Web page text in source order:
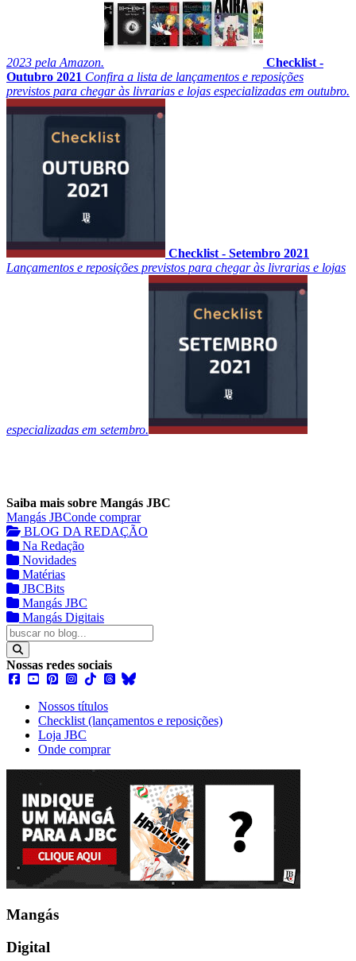
2023 pela Amazon.
Checklist -
Outubro 2021 Confira a lista de lançamentos e reposições
previstos para chegar às livrarias e lojas especializadas em outubro.
Checklist - Setembro 2021
Lançamentos e reposições previstos para chegar às livrarias e lojas
especializadas em setembro.
Saiba mais sobre Mangás JBC
Mangás JBConde comprar
BLOG DA REDAÇÃO
Na Redação
Novidades
Matérias
JBCBits
Mangás JBC
Mangás Digitais
Nossas redes sociais
Nossos títulos
Checklist (lançamentos e reposições)
Loja JBC
Onde comprar
Mangás
Digital